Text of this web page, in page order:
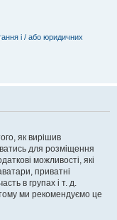
і / або юридичних
як вирішив
для розміщення
можливості, які
приватні
в групах і т. д.
ми рекомендуємо це